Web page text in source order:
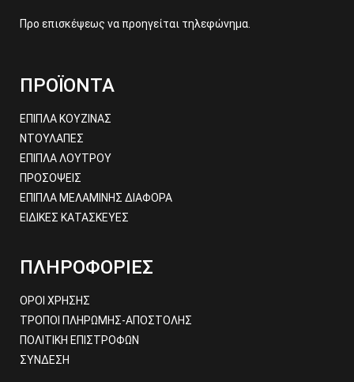
Προ επισκέψεως να προηγείται τηλεφώνημα.
ΠΡΟΪΟΝΤΑ
ΕΠΙΠΛΑ ΚΟΥΖΙΝΑΣ
ΝΤΟΥΛΑΠΕΣ
ΕΠΙΠΛΑ ΛΟΥΤΡΟΥ
ΠΡΟΣΟΨΕΙΣ
ΕΠΙΠΛΑ ΜΕΛΑΜΙΝΗΣ ΔΙΑΦΟΡΑ
ΕΙΔΙΚΕΣ ΚΑΤΑΣΚΕΥΕΣ
ΠΛΗΡΟΦΟΡΙΕΣ
ΟΡΟΙ ΧΡΗΣΗΣ
ΤΡΟΠΟΙ ΠΛΗΡΩΜΗΣ-ΑΠΟΣΤΟΛΗΣ
ΠΟΛΙΤΙΚΗ ΕΠΙΣΤΡΟΦΩΝ
ΣΥΝΔΕΣΗ